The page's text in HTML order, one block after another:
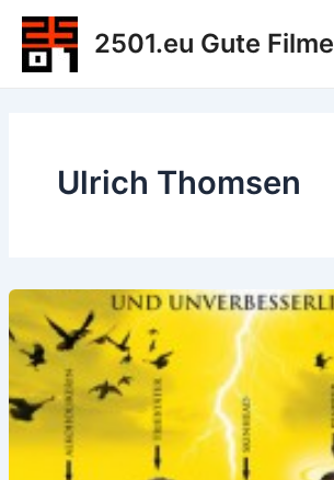
Zum
Inhalt
springen
2501.eu Gute Filme
Ulrich Thomsen